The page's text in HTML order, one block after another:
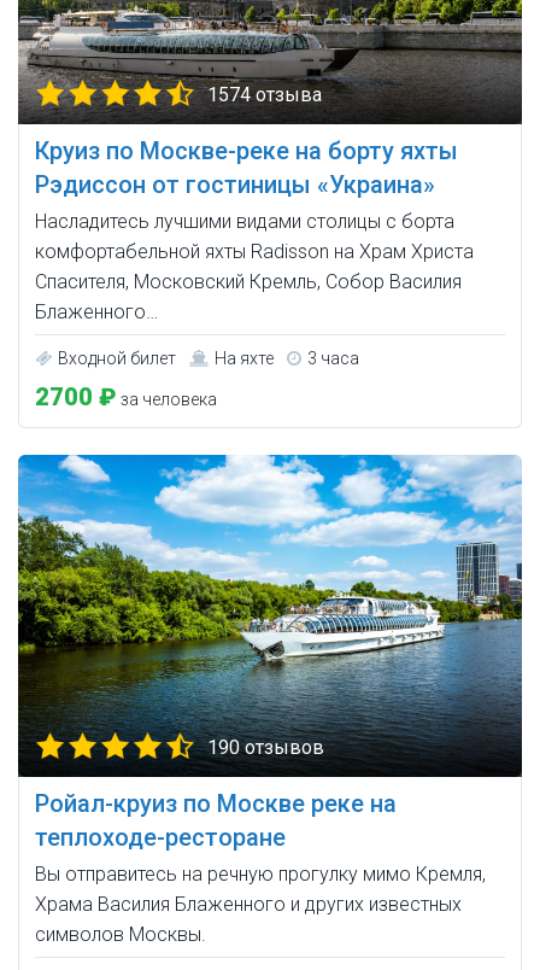
1574 отзыва
Круиз по Москве-реке на борту яхты
Рэдиссон от гостиницы «Украина»
Насладитесь лучшими видами столицы с борта
комфортабельной яхты Radisson на Храм Христа
Спасителя, Московский Кремль, Собор Василия
Блаженного…
Входной билет На яхте 3 часа
2700 ₽ за человека
190 отзывов
Ройал-круиз по Москве реке на
теплоходе-ресторане
Вы отправитесь на речную прогулку мимо Кремля,
Храма Василия Блаженного и других известных
символов Москвы.